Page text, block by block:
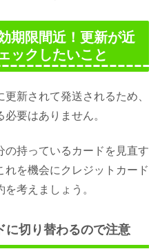
期限間近！更新が近
ックしたいこと
新されて発送されるため、
要はありません。
の持っているカードを見直す
れを機会にクレジットカード
考えましょう。
に切り替わるので注意